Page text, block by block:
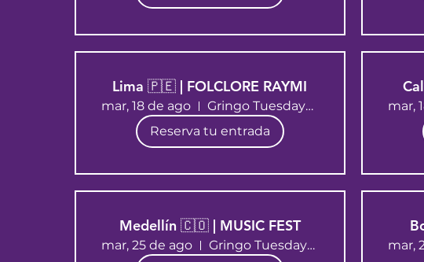
Lima 🇵🇪 | FOLCLORE RAYMI
mar, 18 de ago
Gringo Tuesdays Lima
Reserva tu entrada
mar,
Medellín 🇨🇴 | MUSIC FEST
mar, 25 de ago
Gringo Tuesdays Medellín
mar,